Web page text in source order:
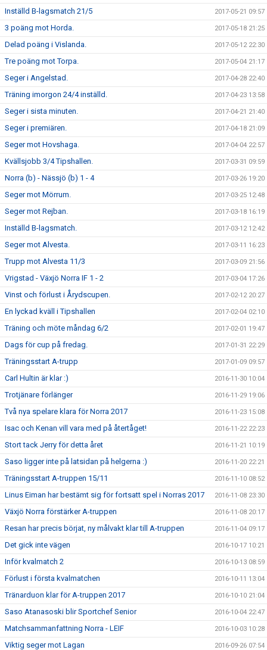
Inställd B-lagsmatch 21/5 2017-05-21 09:57
3 poäng mot Horda. 2017-05-18 21:25
Delad poäng i Vislanda. 2017-05-12 22:30
Tre poäng mot Torpa. 2017-05-04 21:17
Seger i Angelstad. 2017-04-28 22:40
Träning imorgon 24/4 inställd. 2017-04-23 13:58
Seger i sista minuten. 2017-04-21 21:40
Seger i premiären. 2017-04-18 21:09
Seger mot Hovshaga. 2017-04-04 22:57
Kvällsjobb 3/4 Tipshallen. 2017-03-31 09:59
Norra (b) - Nässjö (b) 1 - 4 2017-03-26 19:20
Seger mot Mörrum. 2017-03-25 12:48
Seger mot Rejban. 2017-03-18 16:19
Inställd B-lagsmatch. 2017-03-12 12:42
Seger mot Alvesta. 2017-03-11 16:23
Trupp mot Alvesta 11/3 2017-03-09 21:56
Vrigstad - Växjö Norra IF 1 - 2 2017-03-04 17:26
Vinst och förlust i Årydscupen. 2017-02-12 20:27
En lyckad kväll i Tipshallen 2017-02-04 02:10
Träning och möte måndag 6/2 2017-02-01 19:47
Dags för cup på fredag. 2017-01-31 22:29
Träningsstart A-trupp 2017-01-09 09:57
Carl Hultin är klar :) 2016-11-30 10:04
Trotjänare förlänger 2016-11-29 19:06
Två nya spelare klara för Norra 2017 2016-11-23 15:08
Isac och Kenan vill vara med på återtåget! 2016-11-22 22:23
Stort tack Jerry för detta året 2016-11-21 10:19
Saso ligger inte på latsidan på helgerna :) 2016-11-20 22:21
Träningsstart A-truppen 15/11 2016-11-10 08:52
Linus Eiman har bestämt sig för fortsatt spel i Norras 2017 2016-11-08 23:30
Växjö Norra förstärker A-truppen 2016-11-08 20:17
Resan har precis börjat, ny målvakt klar till A-truppen 2016-11-04 09:17
Det gick inte vägen 2016-10-17 10:21
Inför kvalmatch 2 2016-10-13 08:59
Förlust i första kvalmatchen 2016-10-11 13:04
Tränarduon klar för A-truppen 2017 2016-10-10 21:04
Saso Atanasoski blir Sportchef Senior 2016-10-04 22:47
Matchsammanfattning Norra - LEIF 2016-10-03 10:28
Viktig seger mot Lagan 2016-09-26 07:54